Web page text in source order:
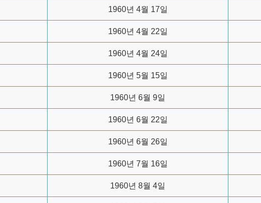
1960년 4월 17일
1960년 4월 22일
1960년 4월 24일
1960년 5월 15일
1960년 6월 9일
1960년 6월 22일
1960년 6월 26일
1960년 7월 16일
1960년 8월 4일